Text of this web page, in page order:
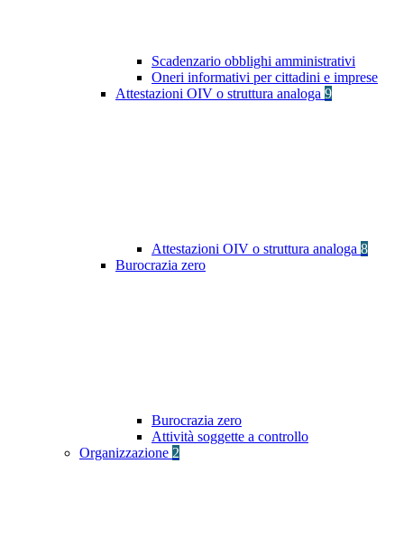
Scadenzario obblighi amministrativi
Oneri informativi per cittadini e imprese
Attestazioni OIV o struttura analoga 9
Attestazioni OIV o struttura analoga 8
Burocrazia zero
Burocrazia zero
Attività soggette a controllo
Organizzazione 2